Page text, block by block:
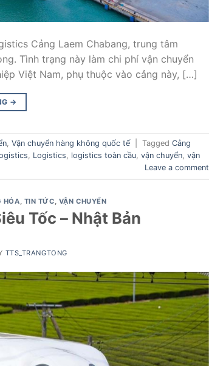
Cảng Laem Chabang, trung tâm
Tình trạng này làm chi phí vận chuyển
Việt Nam, phụ thuộc vào cảng này, […]
→
, Vận chuyển hàng không quốc tế Tagged Cảng
, Logistics, logistics toàn cầu, vận chuyển, vận
Leave a comment
HÓA TIN TỨC VẬN CHUYỂN
Tốc – Nhật Bản
TTS_TRANGTONG